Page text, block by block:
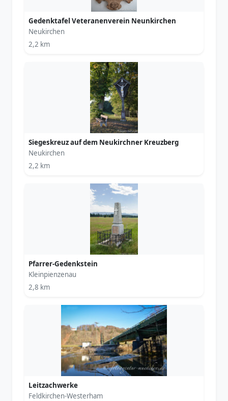
Gedenktafel Veteranenverein Neunkirchen
Neukirchen
2,2 km
Siegeskreuz auf dem Neukirchner Kreuzberg
Neukirchen
2,2 km
Pfarrer-Gedenkstein
Kleinpienzenau
2,8 km
Leitzachwerke
Feldkirchen-Westerham